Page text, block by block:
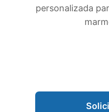
personalizada